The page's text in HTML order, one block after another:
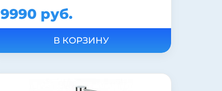
9990 руб.